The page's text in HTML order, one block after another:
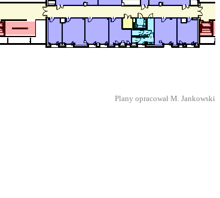
Plany opracował M. Jankowski